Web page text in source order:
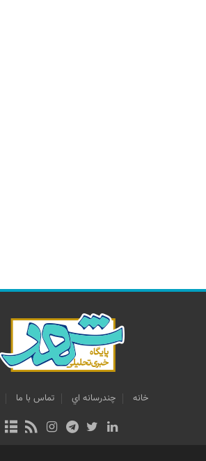
خانه چندرسانه اي تماس با ما